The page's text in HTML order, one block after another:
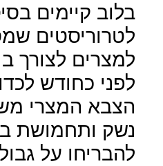
בלוב קיימים
לטרוריסטים
למצרים לצורך
לפני כחודש
הצבא המצרי
נשק ותחמושת
להבריחו על